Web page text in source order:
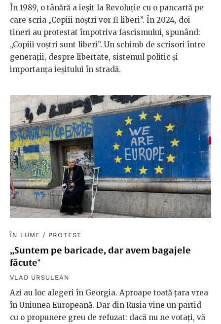
În 1989, o tânără a ieșit la Revoluție cu o pancartă pe
care scria „Copiii noștri vor fi liberi”. În 2024, doi
tineri au protestat împotriva fascismului, spunând:
„Copiii voștri sunt liberi”. Un schimb de scrisori între
generații, despre libertate, sistemul politic și
importanța ieșitului în stradă.
ÎN LUME / PROTEST
„Suntem pe baricade, dar avem bagajele
făcute"
VLAD URSULEAN
Azi au loc alegeri în Georgia. Aproape toată țara vrea
în Uniunea Europeană. Dar din Rusia vine un partid
cu o propunere greu de refuzat: dacă nu ne votați, vă